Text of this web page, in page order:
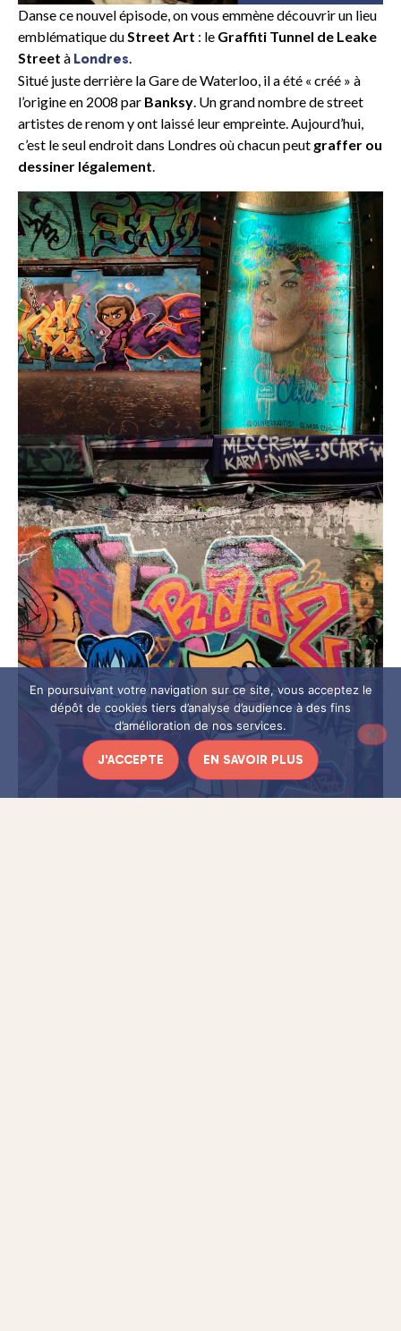
Danse ce nouvel épisode, on vous emmène découvrir un lieu
emblématique du Street Art : le Graffiti Tunnel de Leake
Street à Londres
Situé juste derrière la Gare de Waterloo, il a été « créé » à
l’origine en 2008 par Banksy . Un grand nombre de street
artistes de renom y ont laissé leur empreinte. Aujourd’hui,
c’est le seul endroit dans Londres où chacun peut graffer ou
dessiner légalement
En poursuivant votre navigation sur ce site, vous acceptez le
dépôt de cookies tiers d’analyse d’audience à des fins
d’amélioration de nos services.
J'ACCEPTE EN SAVOIR PLUS